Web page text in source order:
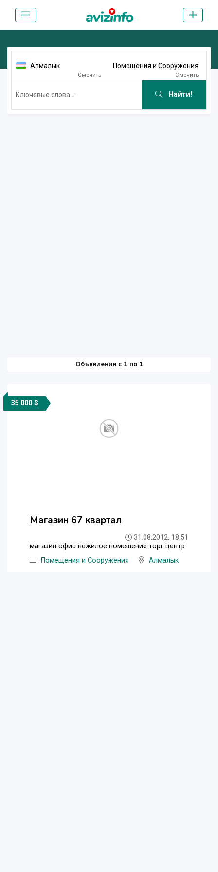
Алмалык
Сменить
Помещения и Сооружения
Сменить
Найти!
Объявления c 1 по 1
35 000 $
Магазин 67 квартал
31.08.2012, 18:51
магазин офис нежилое помешение торг центр
Помещения и Сооружения
Алмалык